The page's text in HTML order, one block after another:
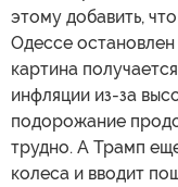
этому добавить,
Одессе остановлен
картина
инфляции из-за
подорожание
трудно. А Трамп
колеса и вводит